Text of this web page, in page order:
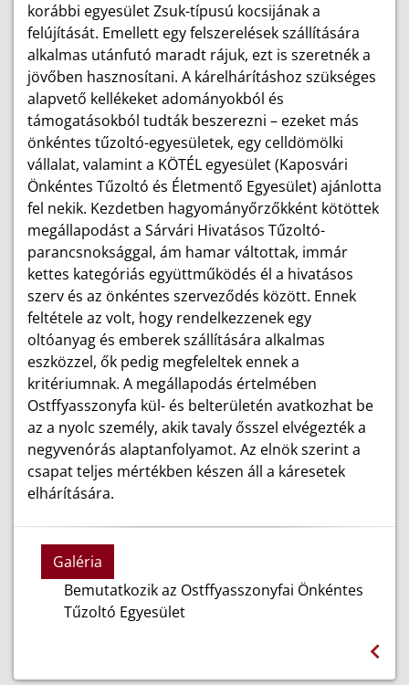
korábbi egyesület Zsuk-típusú kocsijának a
felújítását. Emellett egy felszerelések szállítására
alkalmas utánfutó maradt rájuk, ezt is szeretnék a
jövőben hasznosítani. A kárelhárításhoz szükséges
alapvető kellékeket adományokból és
támogatásokból tudták beszerezni – ezeket más
önkéntes tűzoltó-egyesületek, egy celldömölki
vállalat, valamint a KÖTÉL egyesület (Kaposvári
Önkéntes Tűzoltó és Életmentő Egyesület) ajánlotta
fel nekik. Kezdetben hagyományőrzőkként kötöttek
megállapodást a Sárvári Hivatásos Tűzoltó-
parancsnoksággal, ám hamar váltottak, immár
kettes kategóriás együttműködés él a hivatásos
szerv és az önkéntes szerveződés között. Ennek
feltétele az volt, hogy rendelkezzenek egy
oltóanyag és emberek szállítására alkalmas
eszközzel, ők pedig megfeleltek ennek a
kritériumnak. A megállapodás értelmében
Ostffyasszonyfa kül- és belterületén avatkozhat be
az a nyolc személy, akik tavaly ősszel elvégezték a
negyvenórás alaptanfolyamot. Az elnök szerint a
csapat teljes mértékben készen áll a káresetek
elhárítására.
Galéria
Bemutatkozik az Ostffyasszonyfai Önkéntes
Tűzoltó Egyesület